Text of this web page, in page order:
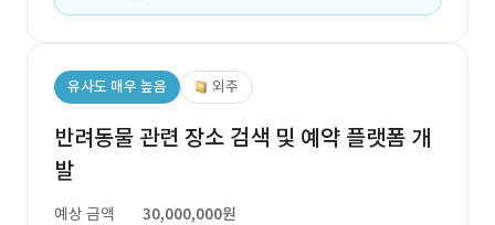
유사도 매우 높음 외주
반려동물 관련 장소 검색 및 예약 플랫폼 개
발
예상 금액
30,000,000원